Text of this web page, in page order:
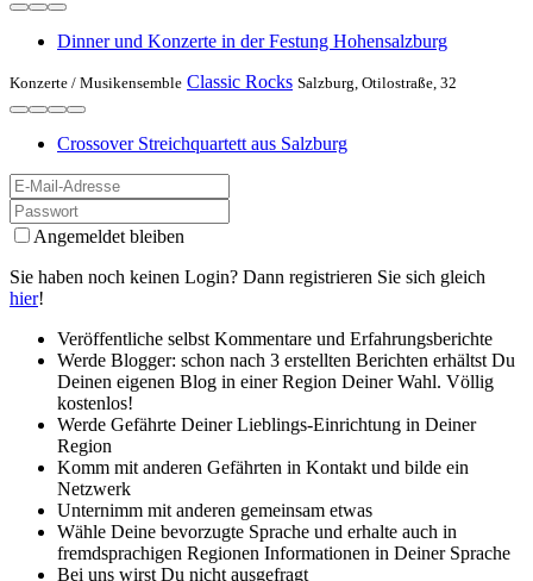
Dinner und Konzerte in der Festung Hohensalzburg
Konzerte / Musikensemble Classic Rocks Salzburg, Otilostraße, 32
Crossover Streichquartett aus Salzburg
Angemeldet bleiben
Sie haben noch keinen Login? Dann registrieren Sie sich gleich
hier!
Veröffentliche selbst Kommentare und Erfahrungsberichte
Werde Blogger: schon nach 3 erstellten Berichten erhältst Du
Deinen eigenen Blog in einer Region Deiner Wahl. Völlig
kostenlos!
Werde Gefährte Deiner Lieblings-Einrichtung in Deiner
Region
Komm mit anderen Gefährten in Kontakt und bilde ein
Netzwerk
Unternimm mit anderen gemeinsam etwas
Wähle Deine bevorzugte Sprache und erhalte auch in
fremdsprachigen Regionen Informationen in Deiner Sprache
Bei uns wirst Du nicht ausgefragt